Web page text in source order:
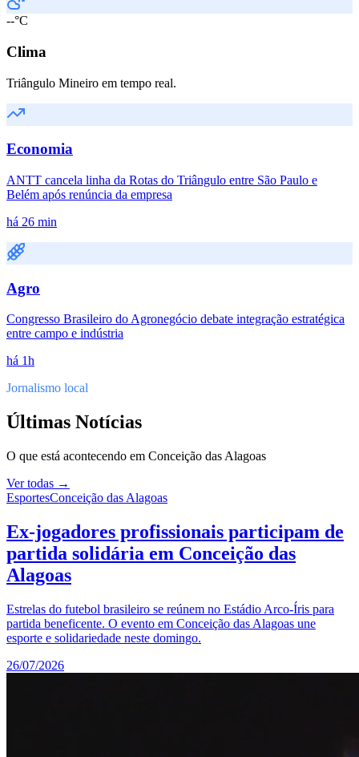
--°C
Clima
Triângulo Mineiro em tempo real.
Economia
ANTT cancela linha da Rotas do Triângulo entre São Paulo e
Belém após renúncia da empresa
há 26 min
Agro
Congresso Brasileiro do Agronegócio debate integração estratégica
entre campo e indústria
há 1h
Jornalismo local
Últimas Notícias
O que está acontecendo em Conceição das Alagoas
Ver todas →
EsportesConceição das Alagoas
Ex-jogadores profissionais participam de
partida solidária em Conceição das
Alagoas
Estrelas do futebol brasileiro se reúnem no Estádio Arco-Íris para
partida beneficente. O evento em Conceição das Alagoas une
esporte e solidariedade neste domingo.
26/07/2026